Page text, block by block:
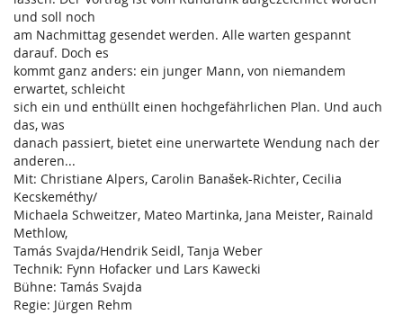
und soll noch
am Nachmittag gesendet werden. Alle warten gespannt
darauf. Doch es
kommt ganz anders: ein junger Mann, von niemandem
erwartet, schleicht
sich ein und enthüllt einen hochgefährlichen Plan. Und auch
das, was
danach passiert, bietet eine unerwartete Wendung nach der
anderen...
Mit: Christiane Alpers, Carolin Banašek-Richter, Cecilia
Kecskeméthy/
Michaela Schweitzer, Mateo Martinka, Jana Meister, Rainald
Methlow,
Tamás Svajda/Hendrik Seidl, Tanja Weber
Technik: Fynn Hofacker und Lars Kawecki
Bühne: Tamás Svajda
Regie: Jürgen Rehm